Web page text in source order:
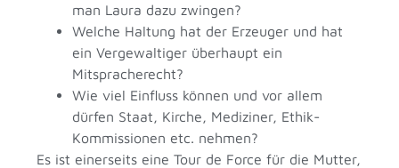
man Laura dazu zwingen?
Welche Haltung hat der Erzeuger und hat
ein Vergewaltiger überhaupt ein
Mitspracherecht?
Wie viel Einfluss können und vor allem
dürfen Staat, Kirche, Mediziner, Ethik-
Kommissionen etc. nehmen?
Es ist einerseits eine Tour de Force für die Mutter,